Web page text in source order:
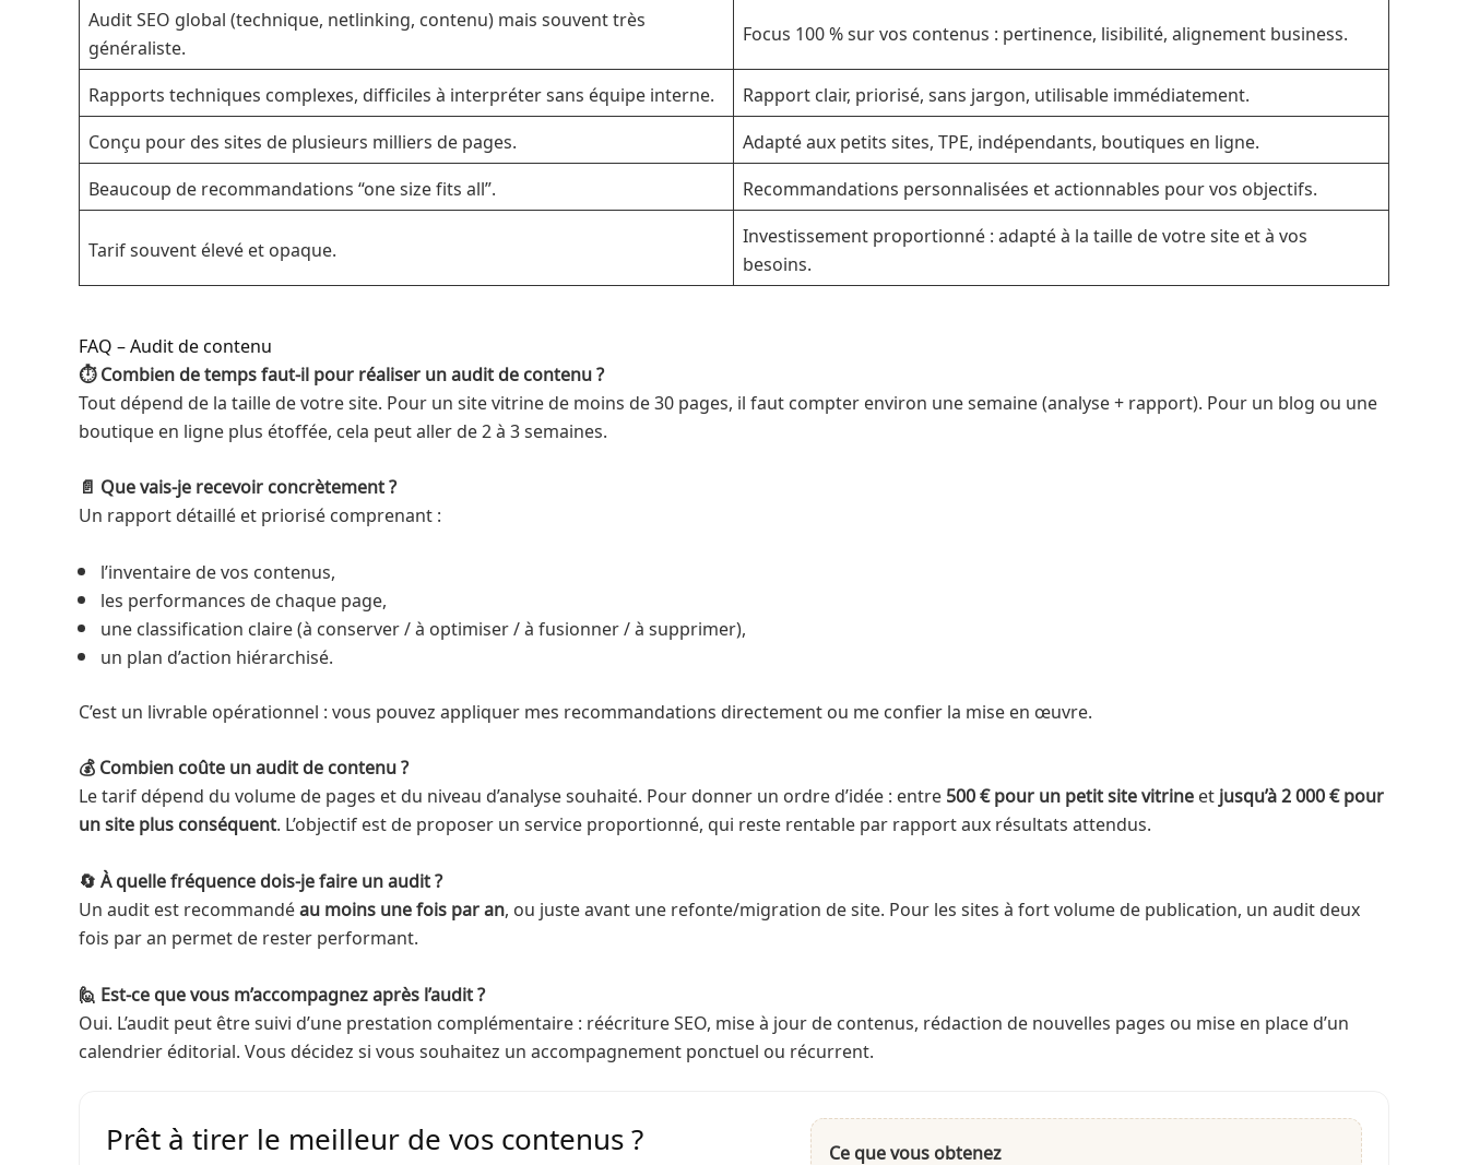
Audit SEO global (technique, netlinking, contenu) mais souvent très
généraliste.
Focus 100 % sur vos contenus : pertinence, lisibilité, alignement business.
Rapports techniques complexes, difficiles à interpréter sans équipe interne.
Rapport clair, priorisé, sans jargon, utilisable immédiatement.
Conçu pour des sites de plusieurs milliers de pages.
Adapté aux petits sites, TPE, indépendants, boutiques en ligne.
Beaucoup de recommandations “one size fits all”.
Recommandations personnalisées et actionnables pour vos objectifs.
Tarif souvent élevé et opaque.
Investissement proportionné : adapté à la taille de votre site et à vos
besoins.
FAQ – Audit de contenu
⏱ Combien de temps faut-il pour réaliser un audit de contenu ?
Tout dépend de la taille de votre site. Pour un site vitrine de moins de 30 pages, il faut compter environ une semaine (analyse + rapport). Pour un blog ou une
boutique en ligne plus étoffée, cela peut aller de 2 à 3 semaines.
📄 Que vais-je recevoir concrètement ?
Un rapport détaillé et priorisé comprenant :
l’inventaire de vos contenus,
les performances de chaque page,
une classification claire (à conserver / à optimiser / à fusionner / à supprimer),
un plan d’action hiérarchisé.
C’est un livrable opérationnel : vous pouvez appliquer mes recommandations directement ou me confier la mise en œuvre.
💰 Combien coûte un audit de contenu ?
Le tarif dépend du volume de pages et du niveau d’analyse souhaité. Pour donner un ordre d’idée : entre500 € pour un petit site vitrineetjusqu’à 2 000 € pour
un site plus conséquent. L’objectif est de proposer un service proportionné, qui reste rentable par rapport aux résultats attendus.
🔄 À quelle fréquence dois-je faire un audit ?
Un audit est recommandéau moins une fois par an, ou juste avant une refonte/migration de site. Pour les sites à fort volume de publication, un audit deux
fois par an permet de rester performant.
🙋 Est-ce que vous m’accompagnez après l’audit ?
Oui. L’audit peut être suivi d’une prestation complémentaire : réécriture SEO, mise à jour de contenus, rédaction de nouvelles pages ou mise en place d’un
calendrier éditorial. Vous décidez si vous souhaitez un accompagnement ponctuel ou récurrent.
Prêt à tirer le meilleur de vos contenus ? Ce que vous obtenez